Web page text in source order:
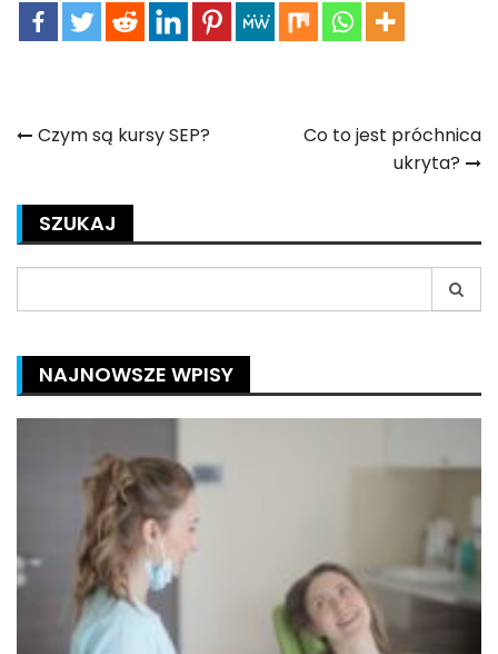
Nawigacja
Czym są kursy SEP?
Co to jest próchnica
ukryta?
SZUKAJ
for:
NAJNOWSZE WPISY